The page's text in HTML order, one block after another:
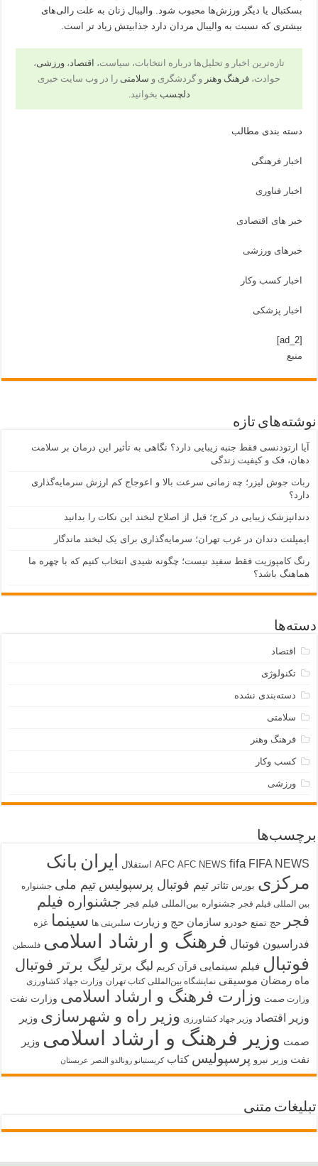
بسکتبال یا دیگر ورزش‌ها محبوب شود. والیبال زنان به علت رالی‌های
بیشتری که نسبت به والیبال مردان دارد جذابیتش زیاد تر است.
تازه‌ترین اخبار و تحلیل‌ها درباره انتخابات، سیاست، اقتصاد، ورزشی،
حوادث، فرهنگ وهنر و گردشگری و سلامتی را در وب سایت خبری
دلچسب بخوانید.
دسته بندی مطالب
اخبار فرهنگی
اخبار فناوری
خبر های اقتصادی
خبرهای ورزشی
اخبار کسب وکار
اخبار پزشکی
[ad_2]
منبع
نوشته‌های تازه
آیا ارتودنسی فقط جنبه زیبایی دارد؟ نگاهی به تأثیر این درمان بر سلامت
دهان، فک و کیفیت زندگی
ربات جوش لیزر؛ چه زمانی سرعت بالا و اعوجاج کم ارزش سرمایه‌گذاری
دارد؟
دندانپزشک زیبایی در کرج؛ قبل از اصلاح لبخند این نکات را بدانید
ایمپلنت دندان در غرب تهران؛ سرمایه‌گذاری برای یک لبخند ماندگار
رنگ کامپوزیت فقط سفید نیست؛ چگونه شیدی انتخاب کنیم که با چهره ما
هماهنگ باشد؟
دسته‌ها
اقتصاد
تکنولوژی
دسته‌بندی نشده
سلامتی
فرهنگ وهنر
کسب وکار
ورزشی
برچسب‌ها
AFC AFC NEWS fifa FIFA NEWS استقلال ایران بانک
مرکزی بورس تئاتر تیم فوتبال پرسپولیس تیم ملی جشنواره
بین المللی فیلم فجر جشنواره بین‌المللی فیلم فجر جشنواره فیلم
فجر
حج تمتع خودرو سازمان حج و زیارت سلبریتی ها سینما غزه
فدراسیون فوتبال فرهنگ و ارشاد اسلامی فلسطین
فوتبال فیلم سینمایی قرآن کریم لیگ برتر لیگ برتر فوتبال
ماه رمضان موسیقی نمایشگاه بین‌المللی کتاب تهران وزارت جهاد کشاورزی
وزارت صمت وزارت فرهنگ و ارشاد اسلامی وزارت نفت
وزیر اقتصاد وزیر جهاد کشاورزی وزیر راه و شهرسازی وزیر
صمت وزیر فرهنگ و ارشاد اسلامی وزیر
نفت وزیر نیرو پرسپولیس کتاب کریستیانو رونالدو النصر عربستان
تبلیغات متنی